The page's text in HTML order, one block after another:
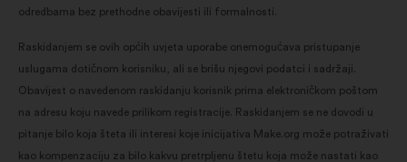
odredbama bez prethodne obavijesti ili formalnosti.
Raskidanjem se ovih općih uvjeta uporabe onemogućava pristupanje
uslugama dotičnom korisniku, ali se brišu njegovi podatci i sadržaji.
Obavijest o navedenom raskidanju korisnik prima elektroničkom poštom
na adresu koju navede prilikom registracije. Raskidanjem se ne dovodi u
pitanje bilo koja šteta ili interesi koje inicijativa Make.org može potraživati
kao kompenzaciju za bilo kakvu pretrpljenu štetu koja može nastati kao